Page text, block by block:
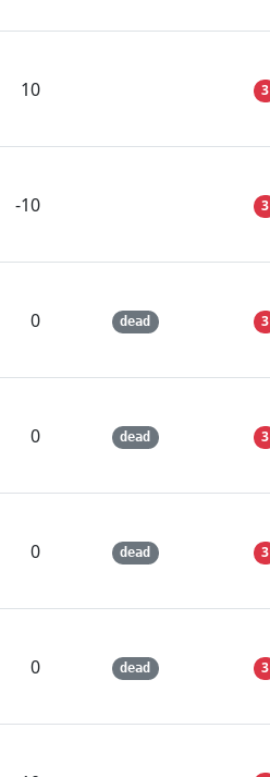
10 3
-10 3
0 dead 3
0 dead 3
0 dead 3
0 dead 3